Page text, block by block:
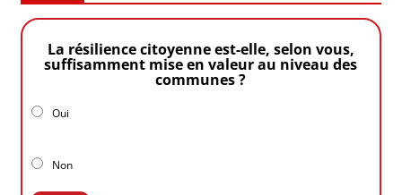
La résilience citoyenne est-elle, selon vous,
suffisamment mise en valeur au niveau des
communes ?
Oui
Non